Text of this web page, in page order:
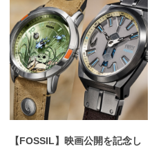
【FOSSIL】映画公開を記念し